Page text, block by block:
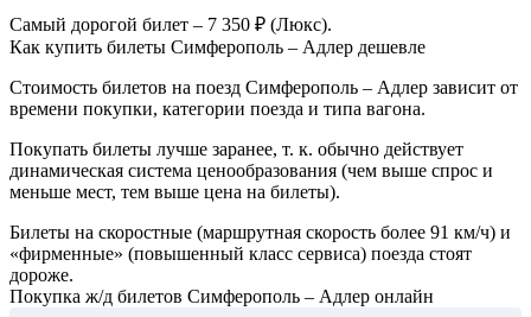
Самый дорогой билет – 7 350 ₽ (Люкс).
Как купить билеты Симферополь – Адлер дешевле
Стоимость билетов на поезд Симферополь – Адлер зависит от
времени покупки, категории поезда и типа вагона.
Покупать билеты лучше заранее, т. к. обычно действует
динамическая система ценообразования (чем выше спрос и
меньше мест, тем выше цена на билеты).
Билеты на скоростные (маршрутная скорость более 91 км/ч) и
«фирменные» (повышенный класс сервиса) поезда стоят
дороже.
Покупка ж/д билетов Симферополь – Адлер онлайн